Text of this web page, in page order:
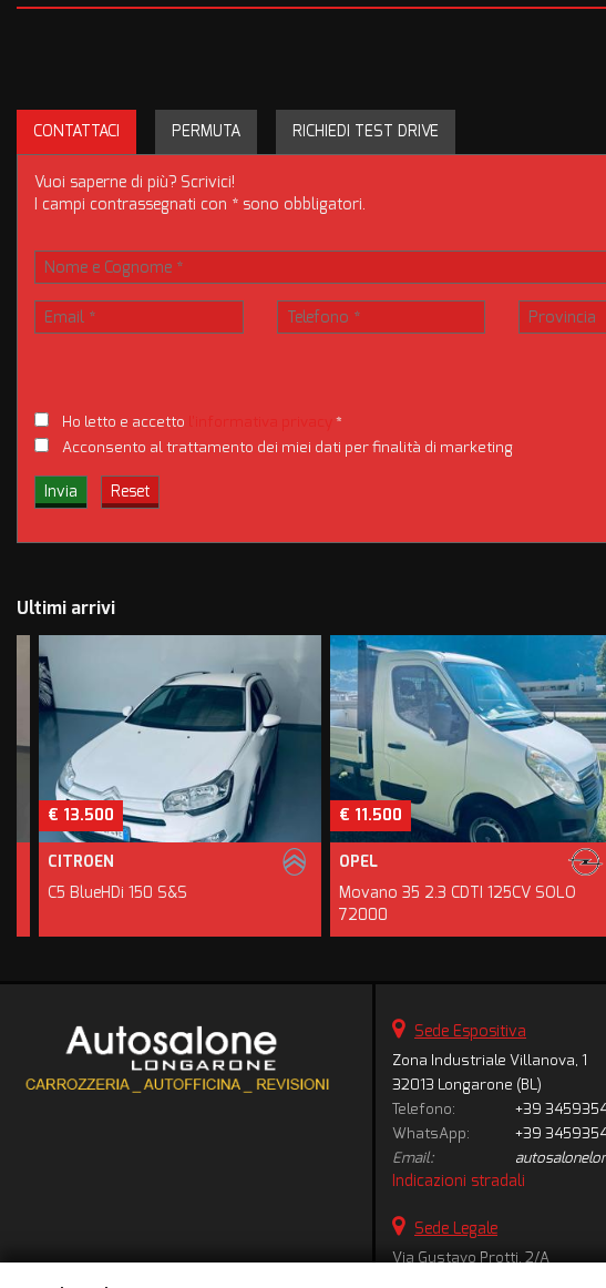
Condizioni Ottime! Da vedere e provare anche con vostro meccanico di fiducia
Importo interamente finanziabile (su richiesta cliente) a tassi vantaggiosi
Garanzia Legale 12 mesi
IL NOSTRO MODO DI LAVORARE PREVEDE LA MASSIMA TRASPARENZA,
Ricordiamo a tutti i nostri clienti che vedono le nostre auto nel web che le
officina del sottoscocca per vedere effettivamente le reali condizioni del nostro
diversi portali. Ci scusiamo per l'inconveniente e vi invitiamo a verificare le
CONTATTACI PERMUTA RICHIEDI TEST DRIVE
Vuoi saperne di più? Scrivici!
I campi contrassegnati con * sono obbligatori.
Ho letto e accetto
*
Acconsento al trattamento dei miei dati per finalità di marketing
Ultimi arrivi
€ 13.500
CITROEN
C5 BlueHDi 150 S&S
€ 11.500
OPEL
Movano 35 2.3 CDTI 125CV SOLO
72000
Sede Espositiva
Zona Industriale Villanova, 1
32013 Longarone (BL)
Telefono:
+39
WhatsApp:
+39
Email:
Indicazioni stradali
Sede Legale
Via Gustavo Protti, 2/A